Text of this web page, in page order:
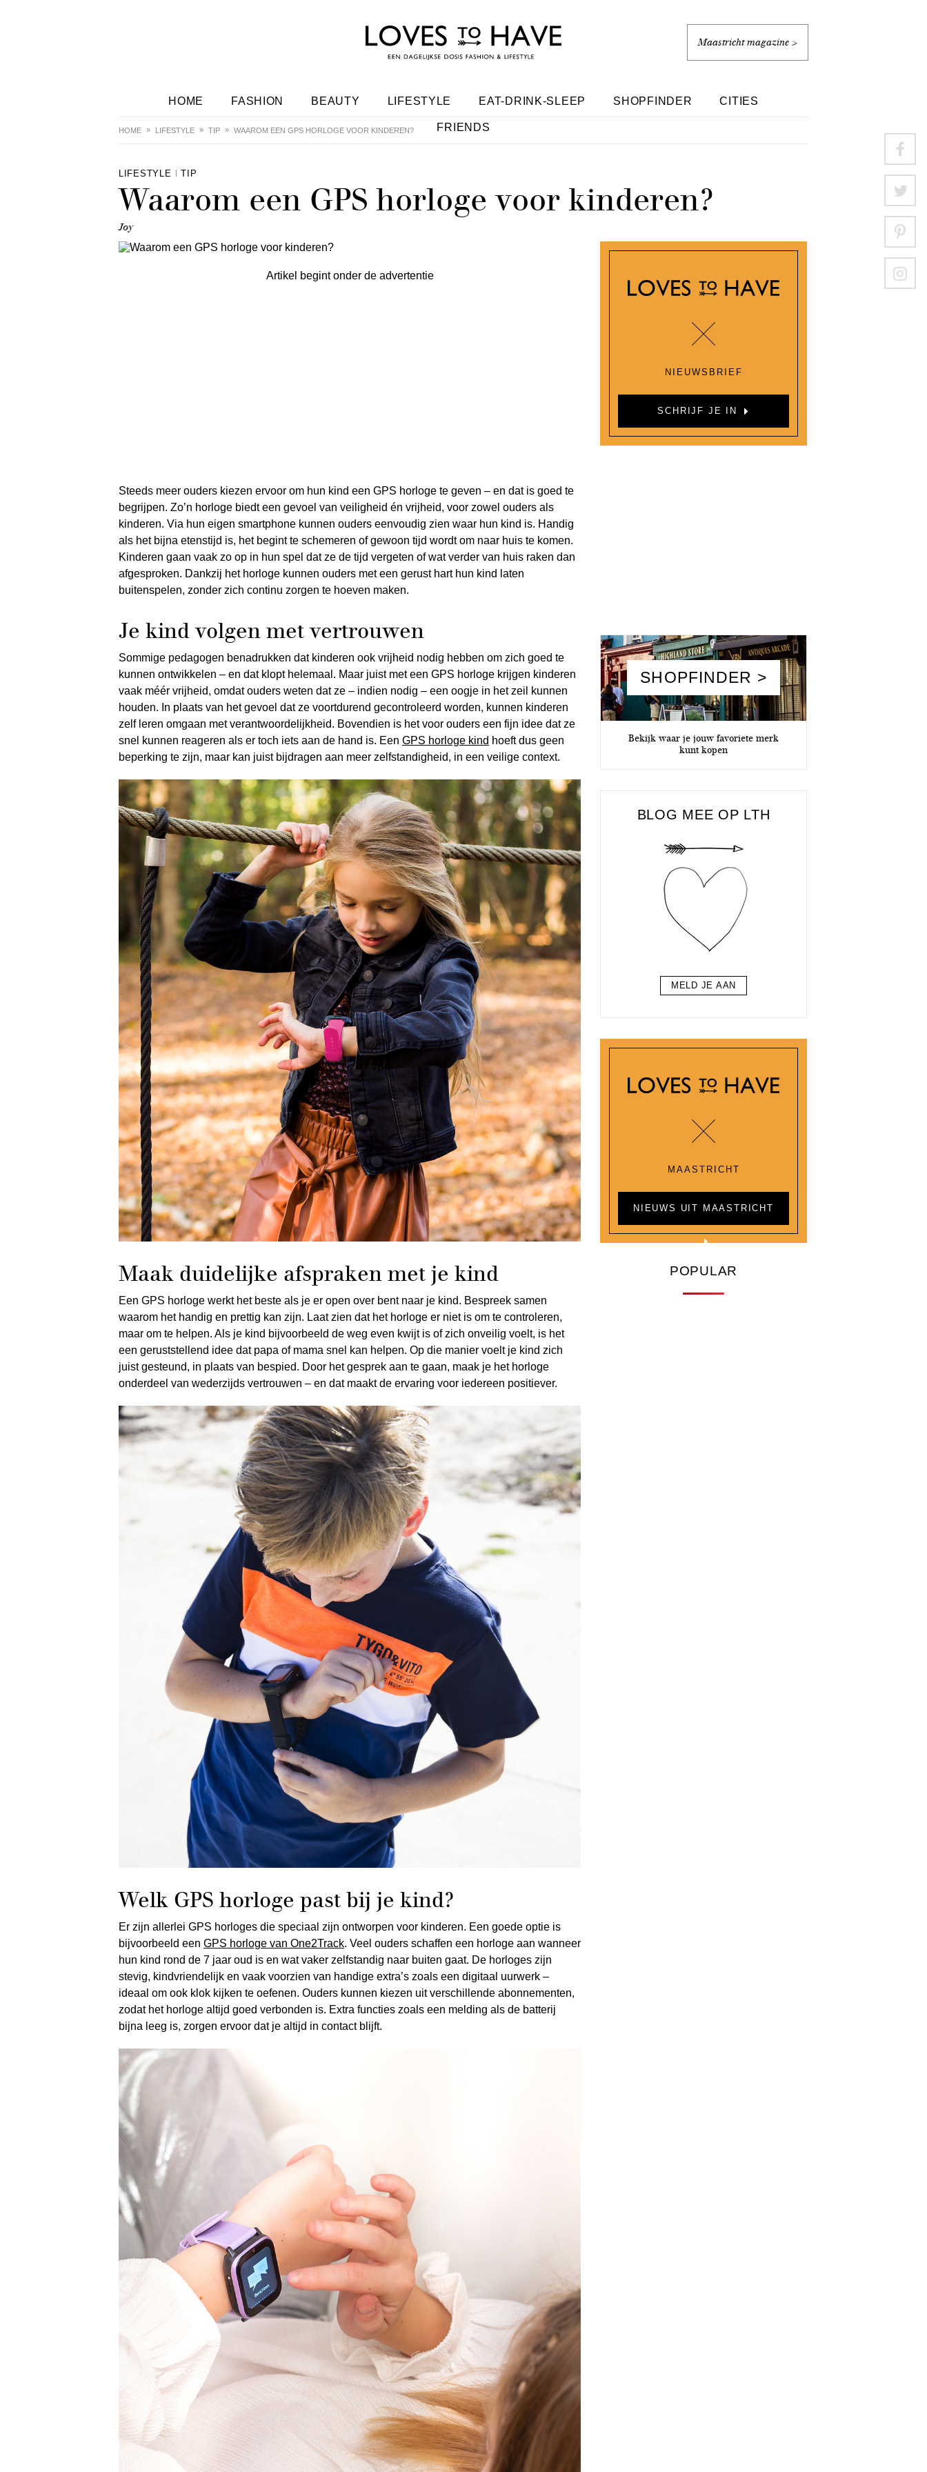
Maastricht magazine >
HOME FASHION BEAUTY LIFESTYLE EAT-DRINK-SLEEP SHOPFINDER CITIES
FRIENDS
HOME LIFESTYLE TIP WAAROM EEN GPS HORLOGE VOOR KINDEREN?
LIFESTYLE TIP
Waarom een GPS horloge voor kinderen?
Joy
Artikel begint onder de advertentie
Steeds meer ouders kiezen ervoor om hun kind een GPS horloge te geven – en dat is goed te
begrijpen. Zo’n horloge biedt een gevoel van veiligheid én vrijheid, voor zowel ouders als
kinderen. Via hun eigen smartphone kunnen ouders eenvoudig zien waar hun kind is. Handig
als het bijna etenstijd is, het begint te schemeren of gewoon tijd wordt om naar huis te komen.
Kinderen gaan vaak zo op in hun spel dat ze de tijd vergeten of wat verder van huis raken dan
afgesproken. Dankzij het horloge kunnen ouders met een gerust hart hun kind laten
buitenspelen, zonder zich continu zorgen te hoeven maken.
Je kind volgen met vertrouwen
Sommige pedagogen benadrukken dat kinderen ook vrijheid nodig hebben om zich goed te
kunnen ontwikkelen – en dat klopt helemaal. Maar juist met een GPS horloge krijgen kinderen
vaak méér vrijheid, omdat ouders weten dat ze – indien nodig – een oogje in het zeil kunnen
houden. In plaats van het gevoel dat ze voortdurend gecontroleerd worden, kunnen kinderen
zelf leren omgaan met verantwoordelijkheid. Bovendien is het voor ouders een fijn idee dat ze
snel kunnen reageren als er toch iets aan de hand is. Een GPS horloge kind hoeft dus geen
beperking te zijn, maar kan juist bijdragen aan meer zelfstandigheid, in een veilige context.
Maak duidelijke afspraken met je kind
Een GPS horloge werkt het beste als je er open over bent naar je kind. Bespreek samen
waarom het handig en prettig kan zijn. Laat zien dat het horloge er niet is om te controleren,
maar om te helpen. Als je kind bijvoorbeeld de weg even kwijt is of zich onveilig voelt, is het
een geruststellend idee dat papa of mama snel kan helpen. Op die manier voelt je kind zich
juist gesteund, in plaats van bespied. Door het gesprek aan te gaan, maak je het horloge
onderdeel van wederzijds vertrouwen – en dat maakt de ervaring voor iedereen positiever.
Welk GPS horloge past bij je kind?
Er zijn allerlei GPS horloges die speciaal zijn ontworpen voor kinderen. Een goede optie is
bijvoorbeeld een GPS horloge van One2Track. Veel ouders schaffen een horloge aan wanneer
hun kind rond de 7 jaar oud is en wat vaker zelfstandig naar buiten gaat. De horloges zijn
stevig, kindvriendelijk en vaak voorzien van handige extra’s zoals een digitaal uurwerk –
ideaal om ook klok kijken te oefenen. Ouders kunnen kiezen uit verschillende abonnementen,
zodat het horloge altijd goed verbonden is. Extra functies zoals een melding als de batterij
bijna leeg is, zorgen ervoor dat je altijd in contact blijft.
NIEUWSBRIEF
SCHRIJF JE IN
SHOPFINDER >
Bekijk waar je jouw favoriete merk
kunt kopen
BLOG MEE OP LTH
MELD JE AAN
MAASTRICHT
NIEUWS UIT MAASTRICHT
POPULAR